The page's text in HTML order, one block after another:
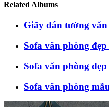
Related Albums
Giấy dán tường
Sofa văn phòng đẹp
Sofa văn phòng
Sofa văn phòng